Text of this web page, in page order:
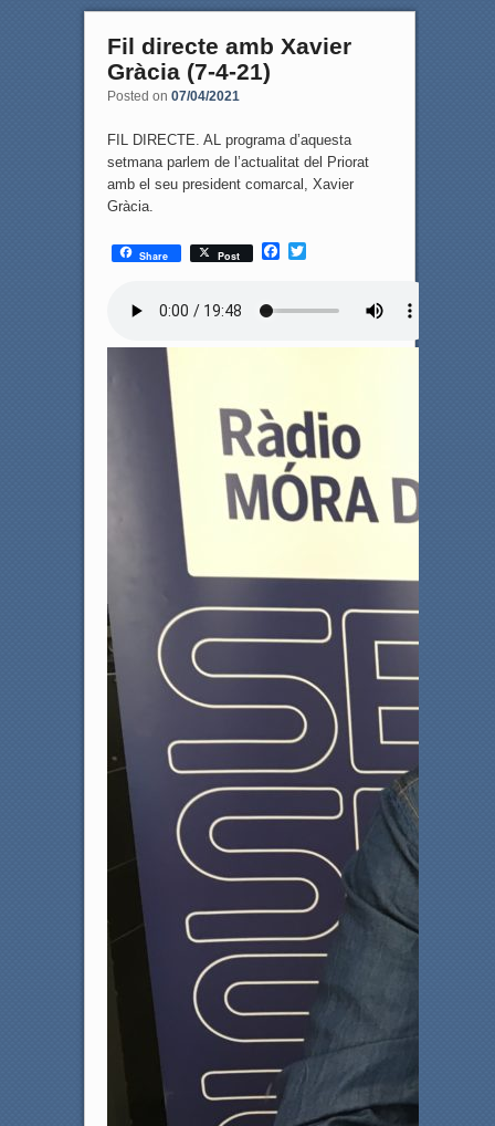
Fil directe amb Xavier
Gràcia (7-4-21)
Posted on 07/04/2021
FIL DIRECTE. AL programa d’aquesta
setmana parlem de l’actualitat del Priorat
amb el seu president comarcal, Xavier
Gràcia.
Share Post
F
T